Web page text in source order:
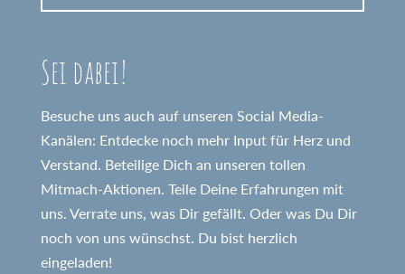
Sei dabei!
Besuche uns auch auf unseren Social Media-
Kanälen: Entdecke noch mehr Input für Herz und
Verstand. Beteilige Dich an unseren tollen
Mitmach-Aktionen. Teile Deine Erfahrungen mit
uns. Verrate uns, was Dir gefällt. Oder was Du Dir
noch von uns wünschst. Du bist herzlich
eingeladen!